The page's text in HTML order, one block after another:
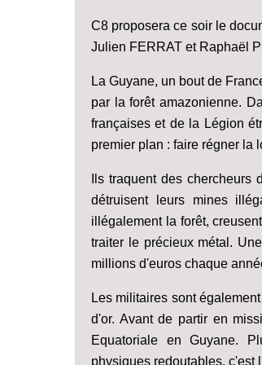
C8 proposera ce soir le
Julien FERRAT et Raphaël
La Guyane, un bout de
par la forêt amazonienne.
françaises et de la Légion
premier plan : faire régner la
Ils traquent des
détruisent leurs mines
illégalement la forêt,
traiter le précieux métal.
millions d'euros chaque
Les militaires sont
d'or. Avant de partir en
Equatoriale en Guyane.
physiques redoutables, c'est